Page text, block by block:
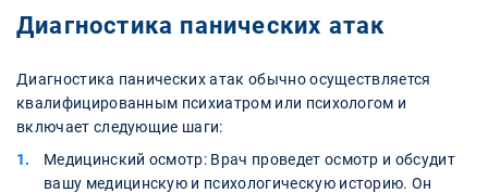
Диагностика панических атак
Диагностика панических атак обычно осуществляется
квалифицированным психиатром или психологом и
включает следующие шаги:
Медицинский осмотр: Врач проведет осмотр и обсудит
вашу медицинскую и психологическую историю. Он